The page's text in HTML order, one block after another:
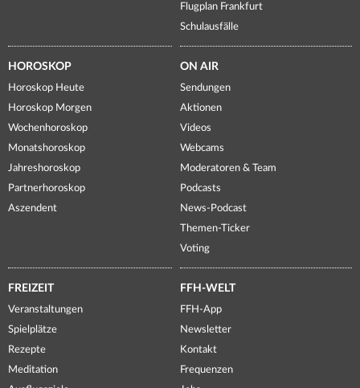
Flugplan Frankfurt
Schulausfälle
HOROSKOP
Horoskop Heute
Horoskop Morgen
Wochenhoroskop
Monatshoroskop
Jahreshoroskop
Partnerhoroskop
Aszendent
ON AIR
Sendungen
Aktionen
Videos
Webcams
Moderatoren & Team
Podcasts
News-Podcast
Themen-Ticker
Voting
FREIZEIT
Veranstaltungen
Spielplätze
Rezepte
Meditation
FFH-WELT
FFH-App
Newsletter
Kontakt
Frequenzen